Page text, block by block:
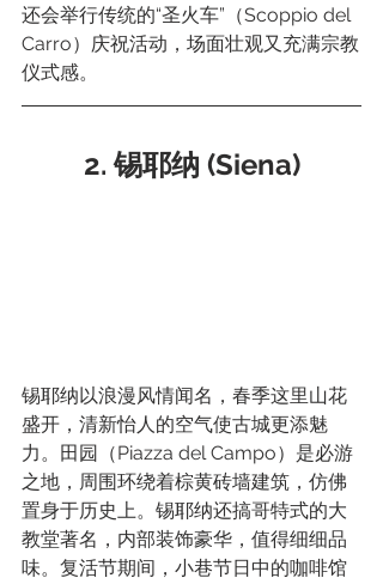
还会举行传统的“圣火车”（Scoppio del
Carro）庆祝活动，场面壮观又充满宗教
仪式感。
2. 锡耶纳 (Siena)
锡耶纳以浪漫风情闻名，春季这里山花
盛开，清新怡人的空气使古城更添魅
力。田园（Piazza del Campo）是必游
之地，周围环绕着棕黄砖墙建筑，仿佛
置身于历史上。锡耶纳还搞哥特式的大
教堂著名，内部装饰豪华，值得细细品
味。复活节期间，小巷节日中的咖啡馆